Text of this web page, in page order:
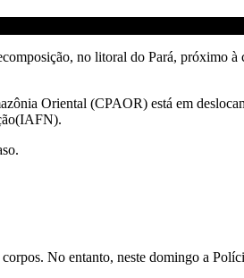
no litoral do Pará, próximo
Oriental (CPAOR) está em
No entanto, neste domingo a